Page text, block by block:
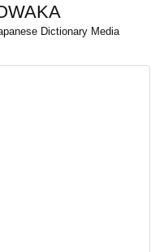
Dictionary Media